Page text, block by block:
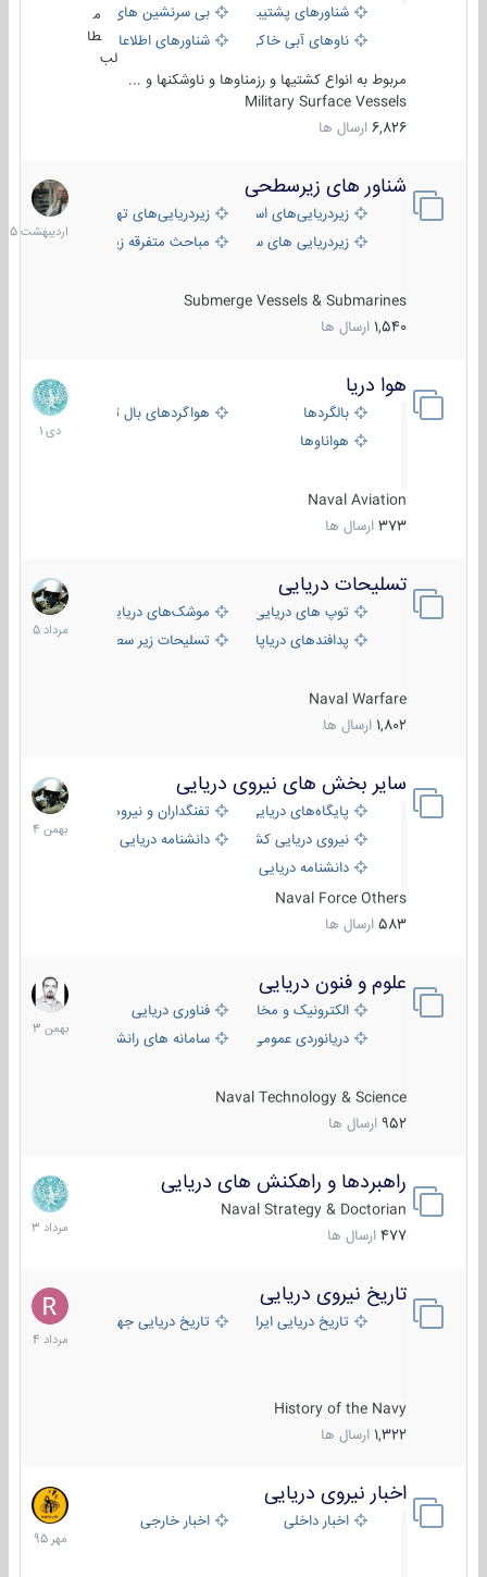
شناورهای پشتیبانی
بی سرنشین های دریایی
ناوهای آبی خاکی و نیروبرشناورهای اطلاعاتی و جاسوسی
طا
لب
مربوط به انواع کشتیها و رزمناوها و ناوشکنها و ...
Military Surface Vessels
6,826 ارسال ها
شناور های زیرسطحی
زیردریایی‌های استراتژیکزیردریایی‌های تهاجمی
زیردریایی های سبک
مباحث متفرقه زیرسطحی
Submerge Vessels & Submarines
1,540 ارسال ها
31
1405
هوا دریا
بالگردها
هواگردهای بال ثابت
هواناوها
Naval Aviation
373 ارسال ها
12
دی
1401
تسلیحات دریایی
توپ های دریایی
موشک‌های دریایی
پدافندهای دریاپایه
تسلیحات زیر سطحی
Naval Warfare
1,802 ارسال ها
2
مرداد
1405
سایر بخش های نیروی دریایی
پایگاه‌های دریایی
تفنگداران و نیروهای ویژه‌ی دریایی
نیروی دریایی کشورهای مختلفدانشنامه دریایی
دانشنامه دریایی کپی
Naval Force Others
583 ارسال ها
22
بهمن
1404
علوم و فنون دریایی
الکترونیک و مخابرات دریاییفناوری دریایی
دریانوردی عمومی
سامانه های رانشی دریایی
Naval Technology & Science
952 ارسال ها
6
بهمن
1403
راهبردها و راهکنش های دریایی
Naval Strategy & Doctorian
477 ارسال ها
2
مرداد
1403
تاریخ نیروی دریایی
تاریخ دریایی ایران تاریخ دریایی جهان
History of the Navy
1,322 ارسال ها
16
مرداد
1404
اخبار نیروی دریایی
اخبار داخلی اخبار خارجی
27
مهر
1395